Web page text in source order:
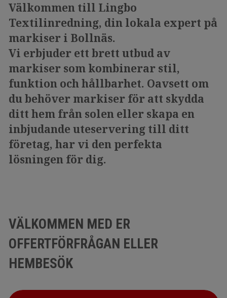
Välkommen till Lingbo
Textilinredning, din lokala expert på
markiser i Bollnäs.
Vi erbjuder ett brett utbud av
markiser som kombinerar stil,
funktion och hållbarhet. Oavsett om
du behöver markiser för att skydda
ditt hem från solen eller skapa en
inbjudande uteservering till ditt
företag, har vi den perfekta
lösningen för dig.
VÄLKOMMEN MED ER
OFFERTFÖRFRÅGAN ELLER
HEMBESÖK